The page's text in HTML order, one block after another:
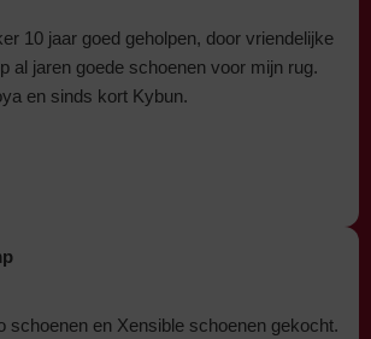
10 jaar goed geholpen, door vriendelijke
al jaren goede schoenen voor mijn rug.
en sinds kort Kybun.
schoenen en Xensible schoenen gekocht.